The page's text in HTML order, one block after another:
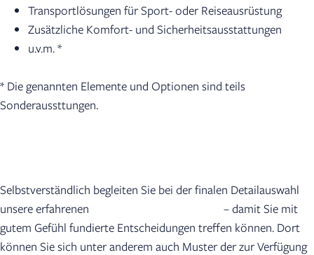
Transportlösungen für Sport- oder Reiseausrüstung
Zusätzliche Komfort- und Sicherheitsausstattungen
u.v.m. *
* Die genannten Elemente und Optionen sind teils
Sonderaussttungen.
Selbstverständlich begleiten Sie bei der finalen Detailauswahl
unsere erfahrenen
– damit Sie mit
gutem Gefühl fundierte Entscheidungen treffen können. Dort
können Sie sich unter anderem auch Muster der zur Verfügung